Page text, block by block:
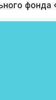
фонда